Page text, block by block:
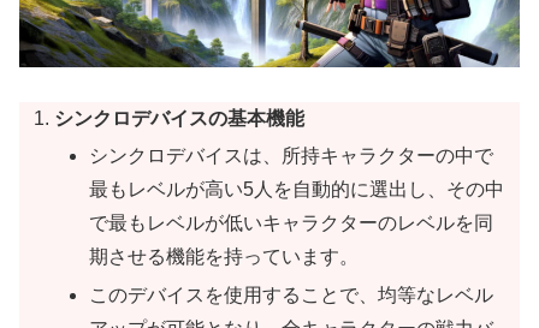
シンクロデバイスの基本機能
シンクロデバイスは、所持キャラクターの中で
最もレベルが高い5人を自動的に選出し、その中
で最もレベルが低いキャラクターのレベルを同
期させる機能を持っています。
このデバイスを使用することで、均等なレベル